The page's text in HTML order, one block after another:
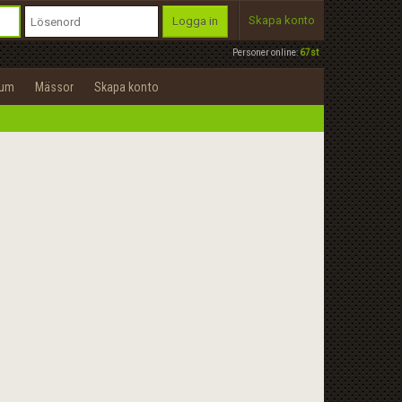
Personer online:67st
Logga in Skapa konto
Mässor Skapa konto